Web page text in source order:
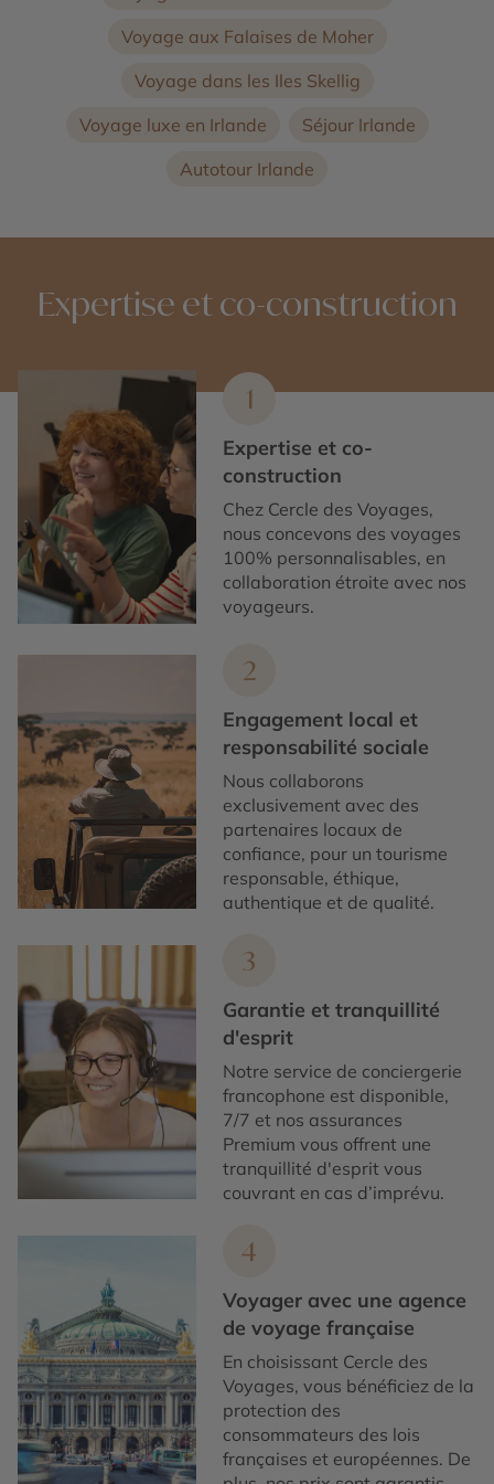
Voyage aux Falaises de Moher
Voyage dans les Iles Skellig
Voyage luxe en Irlande
Séjour Irlande
Autotour Irlande
Expertise et co-construction
1
Expertise et co-
construction
Chez Cercle des Voyages,
nous concevons des voyages
100% personnalisables, en
collaboration étroite avec nos
voyageurs.
2
Engagement local et
responsabilité sociale
Nous collaborons
exclusivement avec des
partenaires locaux de
confiance, pour un tourisme
responsable, éthique,
authentique et de qualité.
3
Garantie et tranquillité
d'esprit
Notre service de conciergerie
francophone est disponible,
7/7 et nos assurances
Premium vous offrent une
tranquillité d'esprit vous
couvrant en cas d’imprévu.
4
Voyager avec une agence
de voyage française
En choisissant Cercle des
Voyages, vous bénéficiez de la
protection des
consommateurs des lois
françaises et européennes. De